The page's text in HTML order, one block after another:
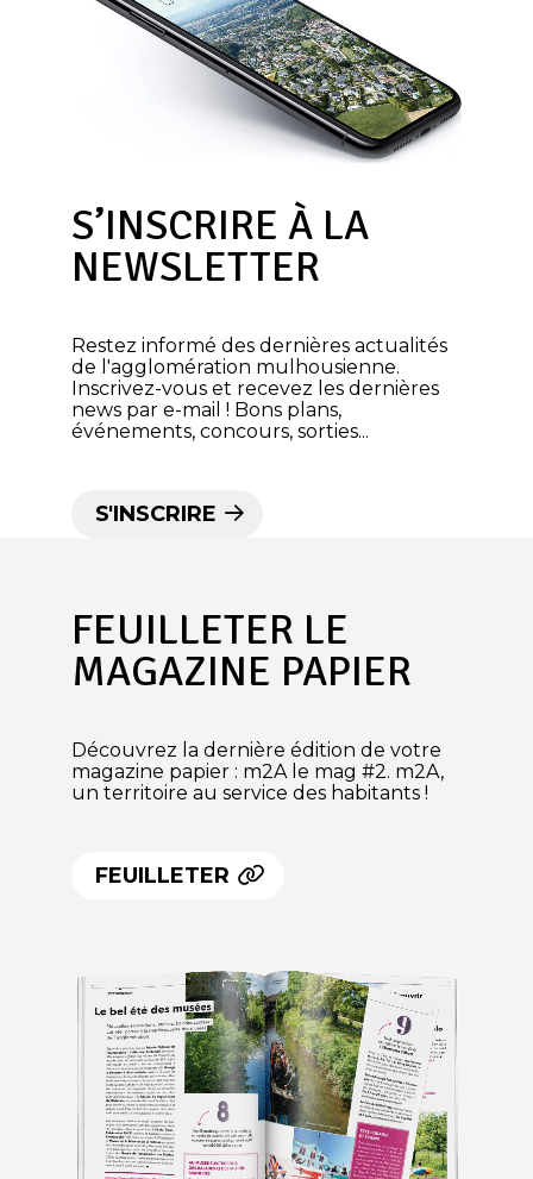
S’INSCRIRE À LA
NEWSLETTER
Restez informé des dernières actualités
de l'agglomération mulhousienne.
Inscrivez-vous et recevez les dernières
news par e-mail ! Bons plans,
événements, concours, sorties...
S'INSCRIRE
FEUILLETER LE
MAGAZINE PAPIER
Découvrez la dernière édition de votre
magazine papier : m2A le mag #2. m2A,
un territoire au service des habitants !
FEUILLETER